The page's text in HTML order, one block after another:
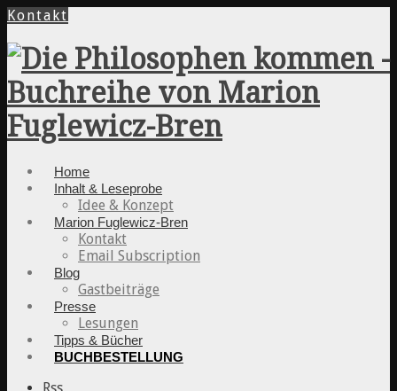
Kontakt
Home
Inhalt & Leseprobe
Idee & Konzept
Marion Fuglewicz-Bren
Kontakt
Email Subscription
Blog
Gastbeiträge
Presse
Lesungen
Tipps & Bücher
BUCHBESTELLUNG